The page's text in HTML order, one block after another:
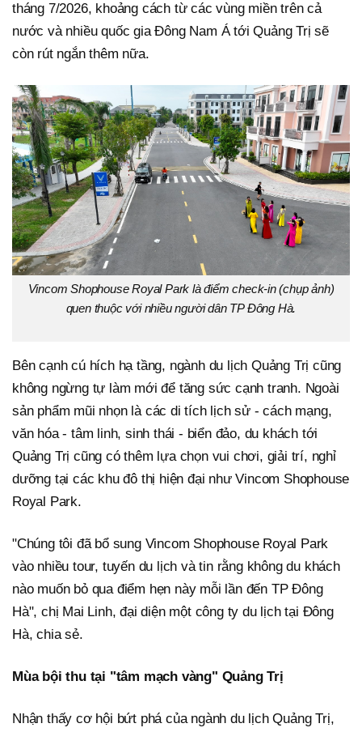
tháng 7/2026, khoảng cách từ các vùng miền trên cả
nước và nhiều quốc gia Đông Nam Á tới Quảng Trị sẽ
còn rút ngắn thêm nữa.
Vincom Shophouse Royal Park là điểm check-in (chụp ảnh)
quen thuộc với nhiều người dân TP Đông Hà.
Bên cạnh cú hích hạ tầng, ngành du lịch Quảng Trị cũng
không ngừng tự làm mới để tăng sức cạnh tranh. Ngoài
sản phẩm mũi nhọn là các di tích lịch sử - cách mạng,
văn hóa - tâm linh, sinh thái - biển đảo, du khách tới
Quảng Trị cũng có thêm lựa chọn vui chơi, giải trí, nghỉ
dưỡng tại các khu đô thị hiện đại như Vincom Shophouse
Royal Park.
"Chúng tôi đã bổ sung Vincom Shophouse Royal Park
vào nhiều tour, tuyến du lịch và tin rằng không du khách
nào muốn bỏ qua điểm hẹn này mỗi lần đến TP Đông
Hà", chị Mai Linh, đại diện một công ty du lịch tại Đông
Hà, chia sẻ.
Mùa bội thu tại "tâm mạch vàng" Quảng Trị
Nhận thấy cơ hội bứt phá của ngành du lịch Quảng Trị,